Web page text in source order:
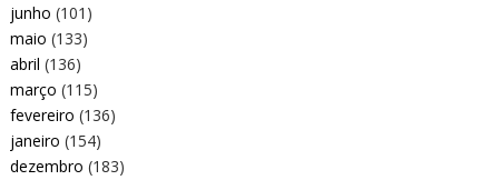
junho (101)
maio (133)
abril (136)
março (115)
fevereiro (136)
janeiro (154)
dezembro (183)